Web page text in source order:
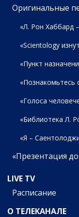
Оригинальные
«Л. Рон Хаббард
«Scientology
«Пункт
«Познакомьтесь
«Голоса
«Библиотека Л.
«Я –
«Презентация
LIVE TV
Расписание
О ТЕЛЕКАНАЛЕ